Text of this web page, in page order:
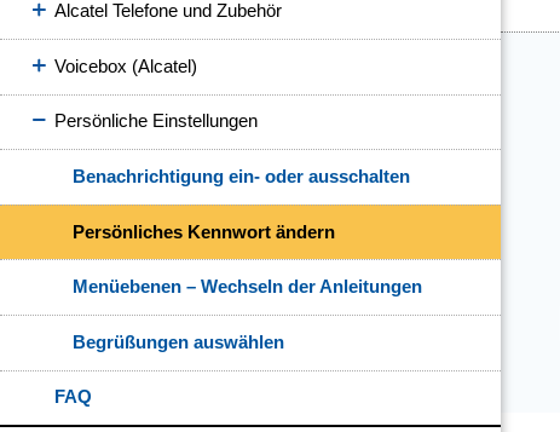
Alcatel Telefone und Zubehör
Voicebox (Alcatel)
Persönliche Einstellungen
Benachrichtigung ein- oder ausschalten
Persönliches Kennwort ändern
Menüebenen – Wechseln der Anleitungen
Begrüßungen auswählen
FAQ